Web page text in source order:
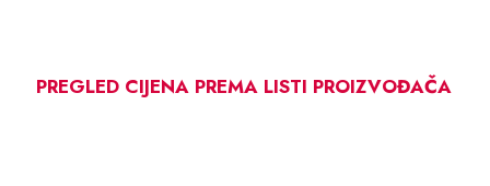
PREGLED CIJENA PREMA LISTI PROIZVOĐAČA